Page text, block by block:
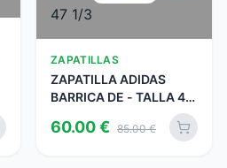
ZAPATILLAS
ZAPATILLA ADIDAS
BARRICA DE - TALLA 47
60.00€ 85.00€